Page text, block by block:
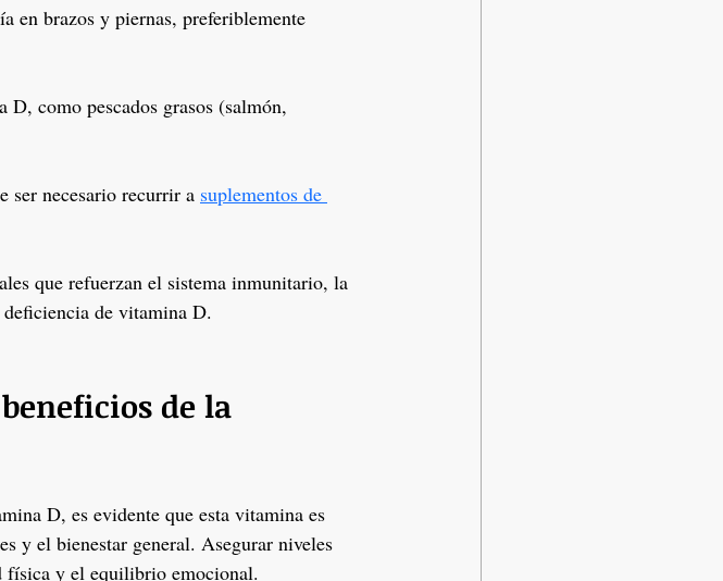
en brazos y piernas, preferiblemente
como pescados grasos (salmón,
ser necesario recurrir a suplementos de
que refuerzan el sistema inmunitario, la
de vitamina D.
de la
D, es evidente que esta vitamina es
y el bienestar general. Asegurar niveles
física y el equilibrio emocional.